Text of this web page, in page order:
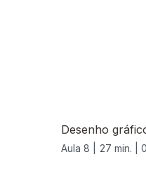
Desenho
Aula 8 | 27 min. |